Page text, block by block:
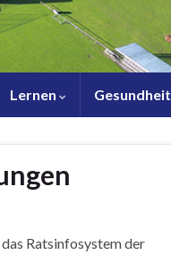
Lernen Gesundheit
Ratsinfosystem der